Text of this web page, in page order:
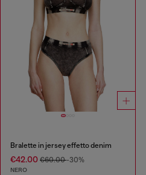
Bralette in jersey effetto denim
€42.00 €60.00-30%
NERO